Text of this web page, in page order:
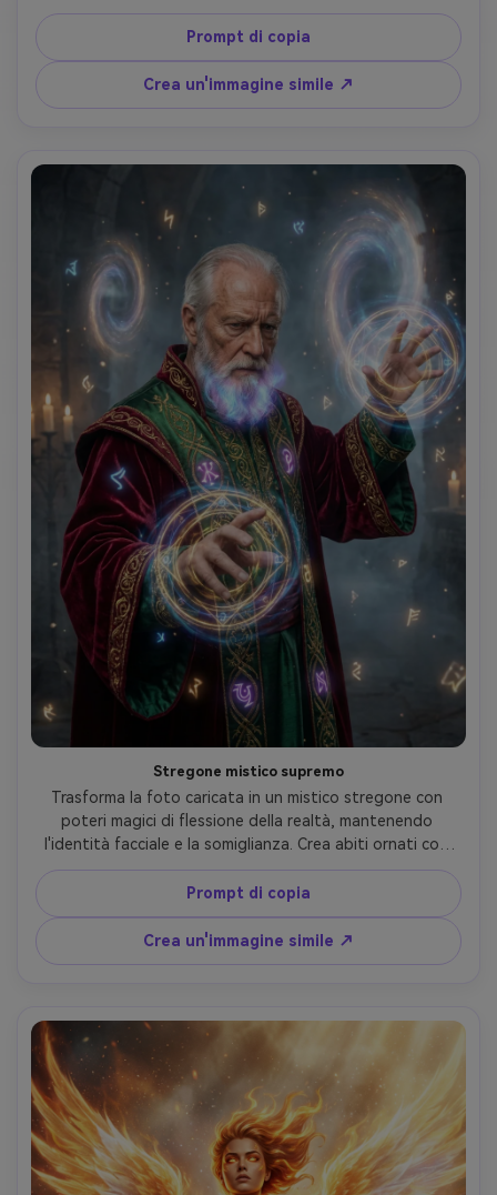
costume bianco e argento con l'elettricità che crepitano
sulla superficie, un mantello che scorre in venti
soprannaturali e occhi luminosi che canalizzano i fulmini.
Posizione galleggiante sopra un paesaggio devastato
dalla tempesta con fulmini che irradiano verso l'esterno,
chiaramente riconoscibili con intensità elettrica.
Prompt di copia
Crea un'immagine simile ↗
Stregone mistico supremo
Trasforma la foto caricata in un mistico stregone con
poteri magici di flessione della realtà, mantenendo
l'identità facciale e la somiglianza. Crea abiti ornati con
simboli arcani luminosi, anelli di energia magica che
galleggiano attorno alle mani e effetti aura mistici.
Aggiungi sfondi dimensionali del portale con motivi
geometrici sacri preservando l'espressione saggia della
persona caricata e i tratti distintivi del viso esaltati con
Prompt di copia
Crea un'immagine simile ↗